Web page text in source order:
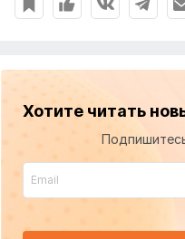
Хотите читать